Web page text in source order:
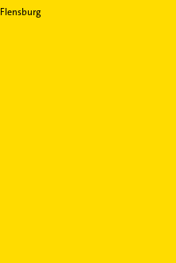
Flensburg